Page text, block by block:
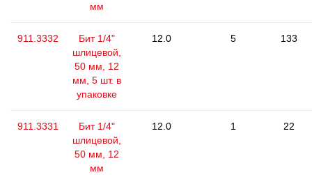
мм
911.3332
Бит 1/4"
шлицевой,
50 мм, 12
мм, 5 шт. в
упаковке
12.0 5 133
911.3331
Бит 1/4"
шлицевой,
50 мм, 12
мм
12.0 1 22